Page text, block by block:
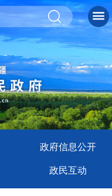
政府信息公开
政民互动